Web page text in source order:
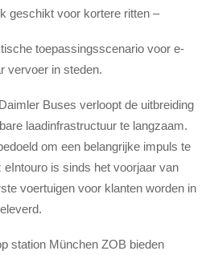
geschikt voor kortere ritten –
toepassingsscenario voor e-
vervoer in steden.
Buses verloopt de uitbreiding
laadinfrastructuur te langzaam.
om een belangrijke impuls te
is sinds het voorjaar van
voertuigen voor klanten worden in
station München ZOB bieden